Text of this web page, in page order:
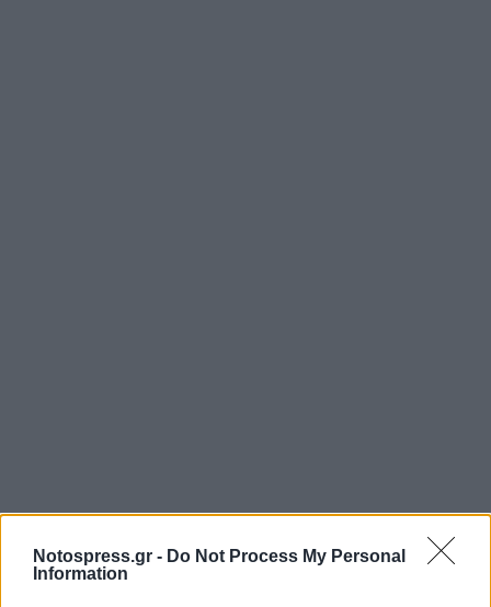
Notospress.gr - Do Not Process My Personal
Information